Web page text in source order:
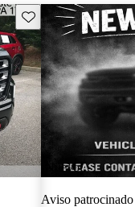
Guarda este Aviso
¡Nuevo!
Aviso patrocinado